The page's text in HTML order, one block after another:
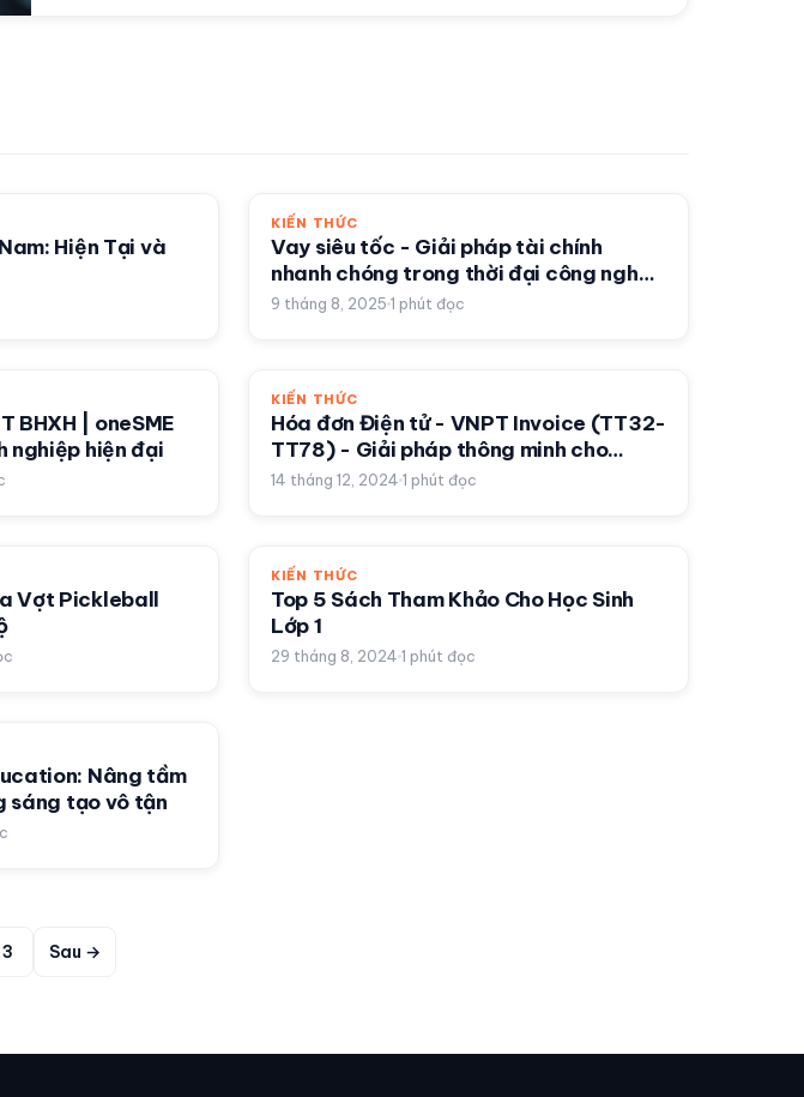
Hiện Tại và
KIẾN THỨC
Vay siêu tốc - Giải pháp tài chính
nhanh chóng trong thời đại công nghệ
số
9 tháng 8, 2025 1 phút đọc
BHXH | oneSME
nghiệp hiện đại
KIẾN THỨC
Hóa đơn Điện tử - VNPT Invoice (TT32-
TT78) - Giải pháp thông minh cho
doanh nghiệp hiện đại
14 tháng 12, 2024 1 phút đọc
Vợt Pickleball
KIẾN THỨC
Top 5 Sách Tham Khảo Cho Học Sinh
Lớp 1
29 tháng 8, 2024 1 phút đọc
Nâng tầm
sáng tạo vô tận
3 Sau →